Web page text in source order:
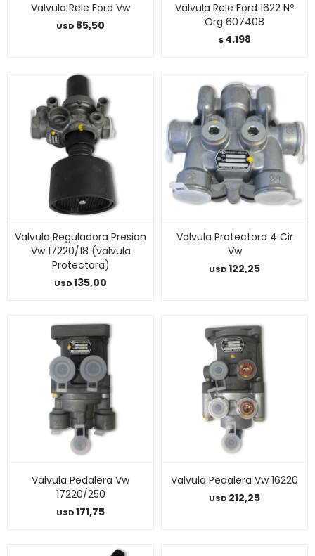
Valvula Rele Ford Vw
USD 85,50
Valvula Rele Ford 1622 Nº
Org 607408
$ 4.198
Valvula Reguladora Presion
Vw 17220/18 (valvula
Protectora)
USD135,00
Valvula Protectora 4 Cir
Vw
USD122,25
Valvula Pedalera Vw
17220/250
USD171,75
Valvula Pedalera Vw 16220
USD 212,25